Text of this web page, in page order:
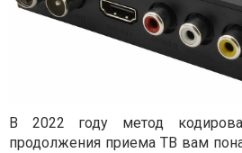
В 2022 году метод
продолжения приема ТВ вам